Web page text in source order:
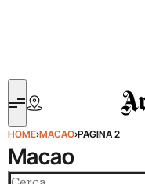
HOME›MACAO›PAGINA 2
Macao